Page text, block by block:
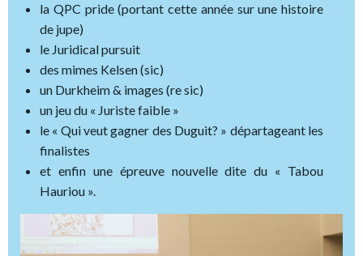
la QPC pride (portant cette année sur une histoire
de jupe)
le Juridical pursuit
des mimes Kelsen (sic)
un Durkheim & images (re sic)
un jeu du « Juriste faible »
le « Qui veut gagner des Duguit? » départageant les
finalistes
et enfin une épreuve nouvelle dite du « Tabou
Hauriou ».